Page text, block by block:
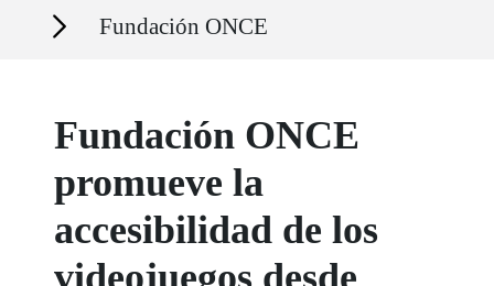
Secciones Fundación ONCE
Fundación ONCE
promueve la
accesibilidad de los